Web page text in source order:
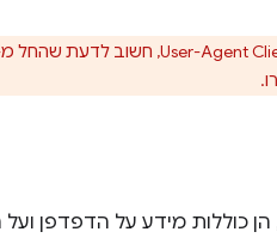
כוללות מידע על הדפדפן ועל